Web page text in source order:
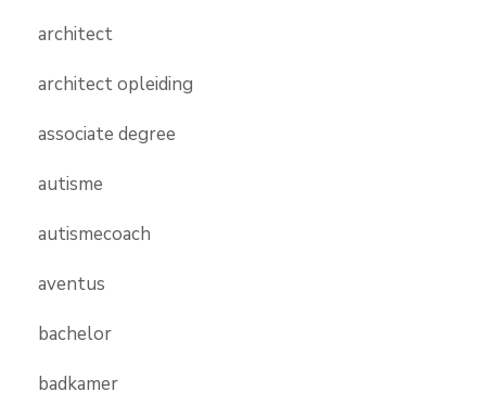
architect
architect opleiding
associate degree
autisme
autismecoach
aventus
bachelor
badkamer